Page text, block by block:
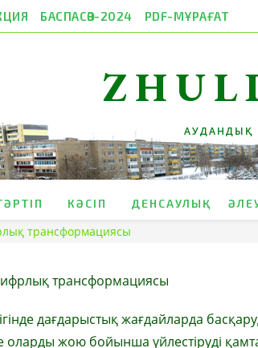
БАСПАСӨЗ-2024 PDF-МҰРАҒАТ
АУДАНДЫҚ
КӘСІП ДЕНСАУЛЫҚ
трансформациясы
трансформациясы
дағдарыстық жағдайларда
жою бойынша үйлестіруді